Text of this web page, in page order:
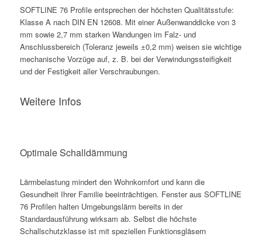
SOFTLINE 76 Profile entsprechen der höchsten Qualitätsstufe:
Klasse A nach DIN EN 12608. Mit einer Außenwanddicke von 3
mm sowie 2,7 mm starken Wandungen im Falz- und
Anschlussbereich (Toleranz jeweils ±0,2 mm) weisen sie wichtige
mechanische Vorzüge auf, z. B. bei der Verwindungssteifigkeit
und der Festigkeit aller Verschraubungen.
Weitere Infos
Optimale Schalldämmung
Lärmbelastung mindert den Wohnkomfort und kann die
Gesundheit Ihrer Familie beeinträchtigen. Fenster aus SOFTLINE
76 Profilen halten Umgebungslärm bereits in der
Standardausführung wirksam ab. Selbst die höchste
Schallschutzklasse ist mit speziellen Funktionsgläsern